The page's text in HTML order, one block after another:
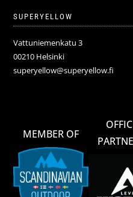
SUPERYELLOW
Vattuniemenkatu 3
00210 Helsinki
superyellow@superyellow.fi
MEMBER OF